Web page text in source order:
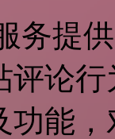
务提
评论
功能